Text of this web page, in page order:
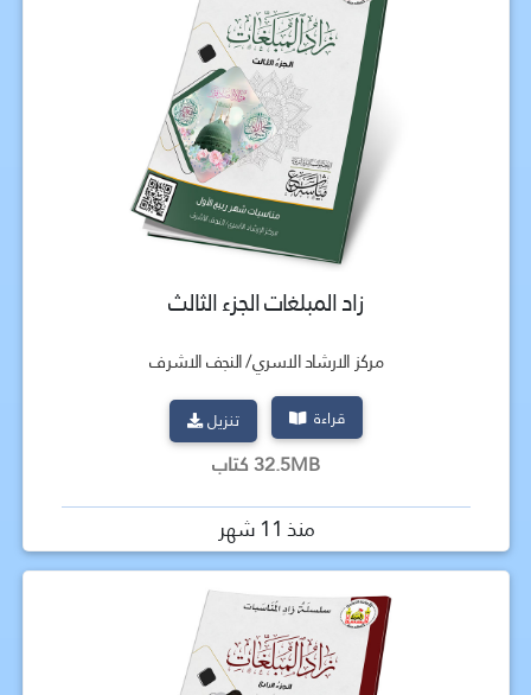
زاد المبلغات الجزء الثالث
مركز الارشاد الاسري/ النجف الاشرف
قراءة تنزيل
32.5MB كتاب
منذ 11 شهر